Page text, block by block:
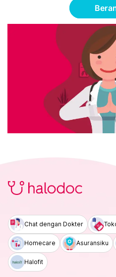
Chat dengan Dokter
Homecare Asuransiku
Halofit